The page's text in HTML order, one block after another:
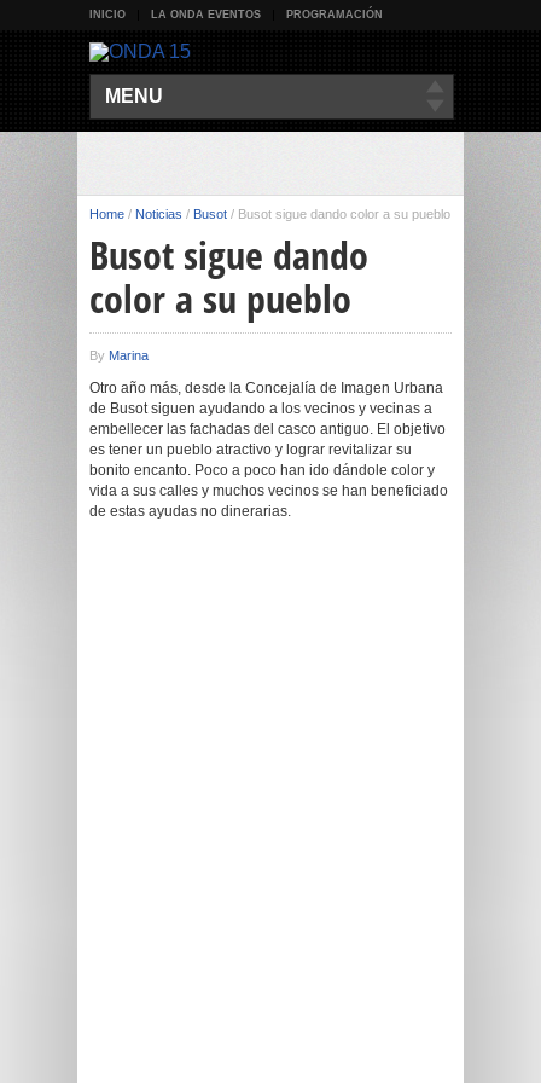
INICIO LA ONDA EVENTOS PROGRAMACIÓN
MENU
Home / Noticias / Busot / Busot sigue dando color a su pueblo
Busot sigue dando
color a su pueblo
By Marina
Otro año más, desde la Concejalía de Imagen Urbana
de Busot siguen ayudando a los vecinos y vecinas a
embellecer las fachadas del casco antiguo. El objetivo
es tener un pueblo atractivo y lograr revitalizar su
bonito encanto. Poco a poco han ido dándole color y
vida a sus calles y muchos vecinos se han beneficiado
de estas ayudas no dinerarias.